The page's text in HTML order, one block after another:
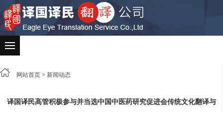
网站首页 > 新闻动态
译国译民高管积极参与并当选中国中医药研究促进会传统文化翻译与